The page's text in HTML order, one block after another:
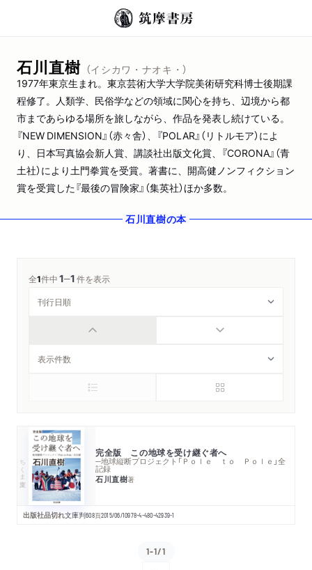
石川直樹 （イシカワ・ナオキ・）
1977年東京生まれ。東京芸術大学大学院美術研究科博士後期課
程修了。人類学、民俗学などの領域に関心を持ち、辺境から都
市まであらゆる場所を旅しながら、作品を発表し続けている。
『NEW DIMENSION』（赤々舎）、『POLAR』（リトルモア）によ
り、日本写真協会新人賞、講談社出版文化賞、『CORONA』（青
土社）により土門拳賞を受賞。著書に、開高健ノンフィクション
賞を受賞した『最後の冒険家』（集英社）ほか多数。
石川直樹の本
全1件中1─1件を表示
ちくま文庫
完全版 この地球を受け継ぐ者へ
─地球縦断プロジェクト「Ｐｏｌｅ ｔｏ Ｐｏｌｅ」全
記録
石川直樹著
出版社品切れ文庫判608頁2015/06/10978-4-480-42939-1
1-1/1